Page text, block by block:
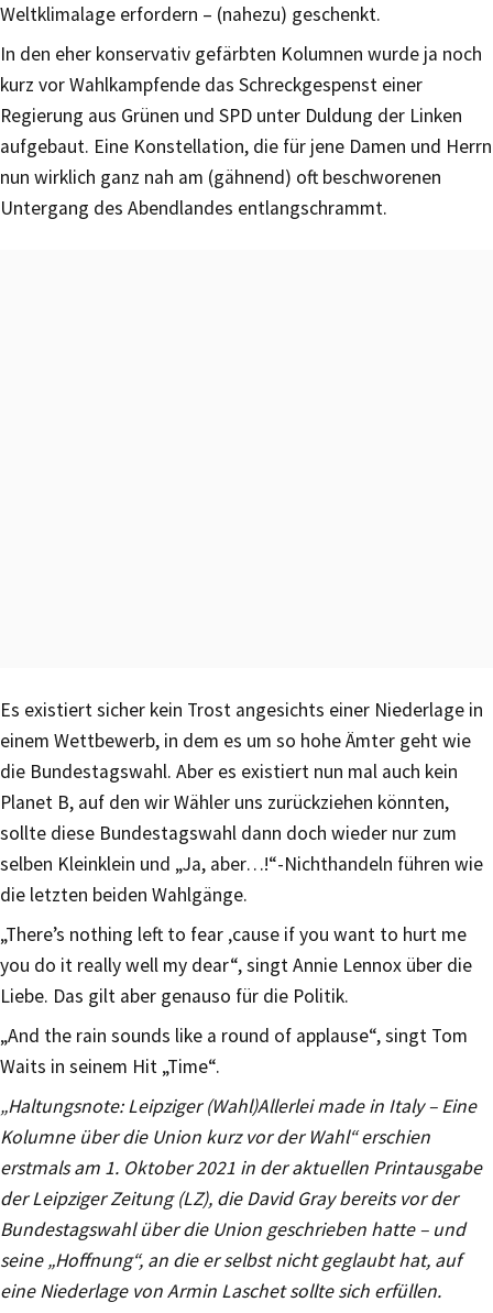
Weltklimalage erfordern – (nahezu) geschenkt.
In den eher konservativ gefärbten Kolumnen wurde ja noch
kurz vor Wahlkampfende das Schreckgespenst einer
Regierung aus Grünen und SPD unter Duldung der Linken
aufgebaut. Eine Konstellation, die für jene Damen und Herrn
nun wirklich ganz nah am (gähnend) oft beschworenen
Untergang des Abendlandes entlangschrammt.
Es existiert sicher kein Trost angesichts einer Niederlage in
einem Wettbewerb, in dem es um so hohe Ämter geht wie
die Bundestagswahl. Aber es existiert nun mal auch kein
Planet B, auf den wir Wähler uns zurückziehen könnten,
sollte diese Bundestagswahl dann doch wieder nur zum
selben Kleinklein und „Ja, aber…!“-Nichthandeln führen wie
die letzten beiden Wahlgänge.
„There’s nothing left to fear ‚cause if you want to hurt me
you do it really well my dear“, singt Annie Lennox über die
Liebe. Das gilt aber genauso für die Politik.
„And the rain sounds like a round of applause“, singt Tom
Waits in seinem Hit „Time“.
„Haltungsnote: Leipziger (Wahl)Allerlei made in Italy – Eine
Kolumne über die Union kurz vor der Wahl“ erschien
erstmals am 1. Oktober 2021 in der aktuellen Printausgabe
der Leipziger Zeitung (LZ), die David Gray bereits vor der
Bundestagswahl über die Union geschrieben hatte – und
seine „Hoffnung“, an die er selbst nicht geglaubt hat, auf
eine Niederlage von Armin Laschet sollte sich erfüllen.